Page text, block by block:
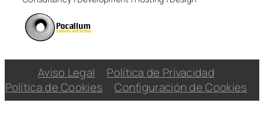
Aviso Legal
Política de Privacidad
Política de Cookies
Configuración de Cookies